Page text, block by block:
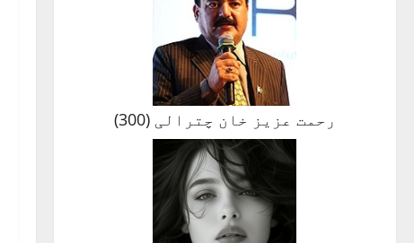
رحمت عزیز خان چترالی(
300
)